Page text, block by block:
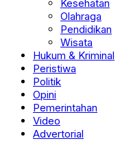
Kesehatan
Olahraga
Pendidikan
Wisata
Hukum & Kriminal
Peristiwa
Politik
Opini
Pemerintahan
Video
Advertorial